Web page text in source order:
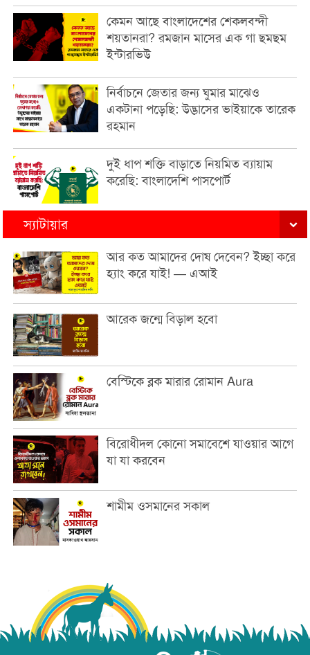
কেমন আছে বাংলাদেশের শেকলবন্দী
শয়তানরা? রমজান মাসের এক গা ছমছম
ইন্টারভিউ
নির্বাচনে জেতার জন্য ঘুমার মাঝেও
একটানা পড়েছি: উদ্ভাসের ভাইয়াকে তারেক
রহমান
দুই ধাপ শক্তি বাড়াতে নিয়মিত ব্যায়াম
করেছি: বাংলাদেশি পাসপোর্ট
স্যাটায়ার
আর কত আমাদের দোষ দেবেন? ইচ্ছা করে
হ্যাং করে যাই! — এআই
আরেক জন্মে বিড়াল হবো
বেস্টিকে ব্লক মারার রোমান Aura
বিরোধীদল কোনো সমাবেশে যাওয়ার আগে
যা যা করবেন
শামীম ওসমানের সকাল